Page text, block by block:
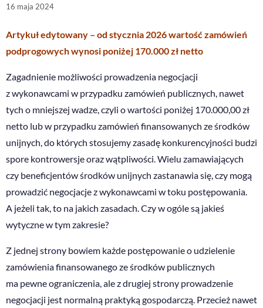
16 maja 2024
Artykuł edytowany – od stycznia 2026 wartość zamówień
podprogowych wynosi poniżej 170.000 zł netto
Zagadnienie możliwości prowadzenia negocjacji
z wykonawcami w przypadku zamówień publicznych, nawet
tych o mniejszej wadze, czyli o wartości poniżej 170.000,00 zł
netto lub w przypadku zamówień finansowanych ze środków
unijnych, do których stosujemy zasadę konkurencyjności budzi
spore kontrowersje oraz wątpliwości. Wielu zamawiających
czy beneficjentów środków unijnych zastanawia się, czy mogą
prowadzić negocjacje z wykonawcami w toku postępowania.
A jeżeli tak, to na jakich zasadach. Czy w ogóle są jakieś
wytyczne w tym zakresie?
Z jednej strony bowiem każde postępowanie o udzielenie
zamówienia finansowanego ze środków publicznych
ma pewne ograniczenia, ale z drugiej strony prowadzenie
negocjacji jest normalną praktyką gospodarczą. Przecież nawet